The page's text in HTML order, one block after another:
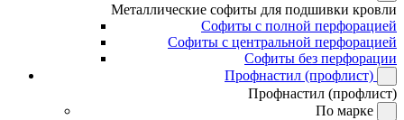
Металлические софиты для подшивки кровли
Софиты с полной перфорацией
Софиты с центральной перфорацией
Софиты без перфорации
Профнастил (профлист)
Профнастил (профлист)
По марке